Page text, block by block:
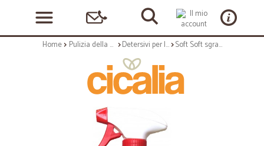
Home Pulizia della casa Detersivi per la casa Soft Soft sgrassatore limone ml.750